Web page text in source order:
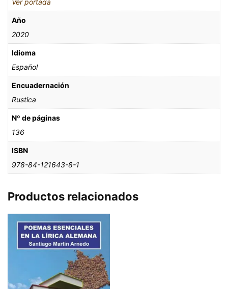
Año
2020
Idioma
Español
Encuadernación
Rustica
Nº de páginas
136
ISBN
978-84-121643-8-1
Productos relacionados